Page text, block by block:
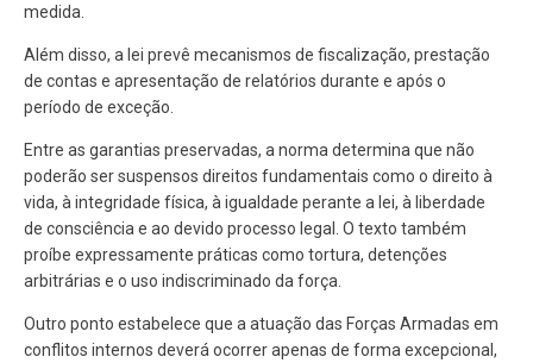
medida.
Além disso, a lei prevê mecanismos de fiscalização, prestação
de contas e apresentação de relatórios durante e após o
período de exceção.
Entre as garantias preservadas, a norma determina que não
poderão ser suspensos direitos fundamentais como o direito à
vida, à integridade física, à igualdade perante a lei, à liberdade
de consciência e ao devido processo legal. O texto também
proíbe expressamente práticas como tortura, detenções
arbitrárias e o uso indiscriminado da força.
Outro ponto estabelece que a atuação das Forças Armadas em
conflitos internos deverá ocorrer apenas de forma excepcional,